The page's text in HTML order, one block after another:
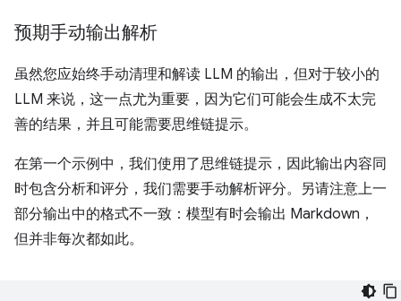
预期手动输出解析
虽然您应始终手动清理和解读 LLM 的输出，但对于较小的
LLM 来说，这一点尤为重要，因为它们可能会生成不太完
善的结果，并且可能需要思维链提示。
在第一个示例中，我们使用了思维链提示，因此输出内容同
时包含分析和评分，我们需要手动解析评分。另请注意上一
部分输出中的格式不一致：模型有时会输出 Markdown，
但并非每次都如此。